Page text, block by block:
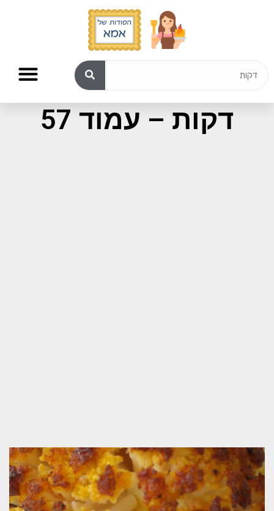
תוצאות חיפוש עבור:
דקות – עמוד 57